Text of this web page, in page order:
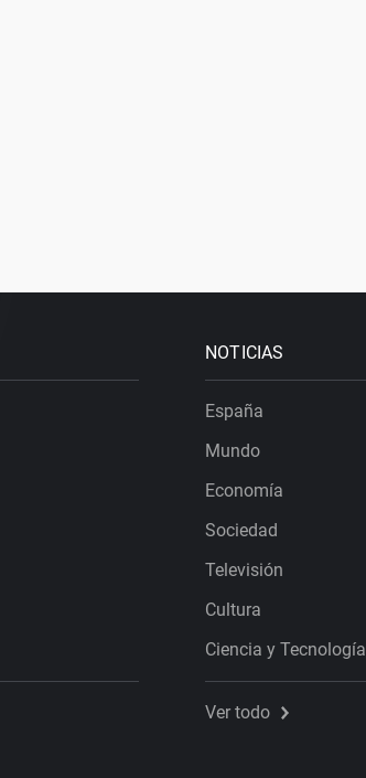
NOTICIAS
España
Mundo
Economía
Sociedad
Televisión
Cultura
Ciencia y Tecnología
Ver todo